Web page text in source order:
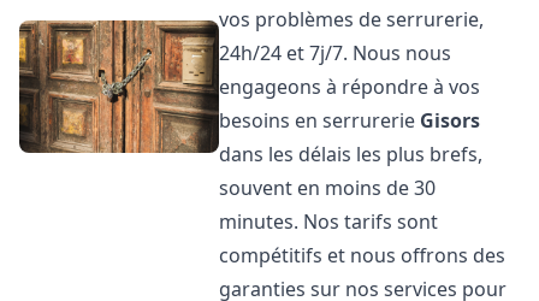
vos problèmes de serrurerie,
24h/24 et 7j/7. Nous nous
engageons à répondre à vos
besoins en serrurerie Gisors
dans les délais les plus brefs,
souvent en moins de 30
minutes. Nos tarifs sont
compétitifs et nous offrons des
garanties sur nos services pour